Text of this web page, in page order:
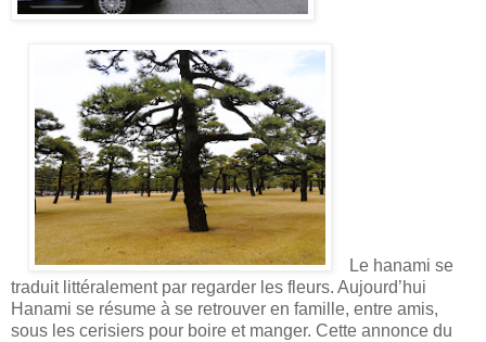
Le hanami se
traduit littéralement par regarder les fleurs. Aujourd’hui
Hanami se résume à se retrouver en famille, entre amis,
sous les cerisiers pour boire et manger. Cette annonce du